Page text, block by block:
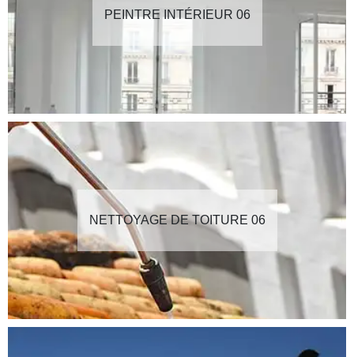
PEINTRE INTÉRIEUR 06
NETTOYAGE DE TOITURE 06